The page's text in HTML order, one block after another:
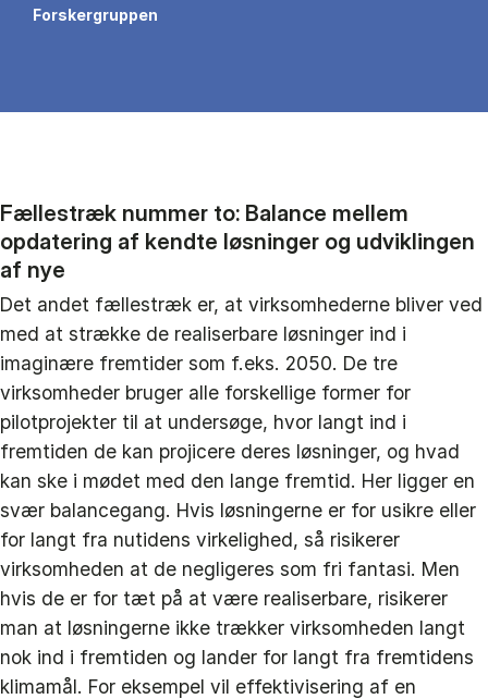
Forskergruppen
Fællestræk nummer to: Balance mellem
opdatering af kendte løsninger og udviklingen
af nye
Det andet fællestræk er, at virksomhederne bliver ved
med at strække de realiserbare løsninger ind i
imaginære fremtider som f.eks. 2050. De tre
virksomheder bruger alle forskellige former for
pilotprojekter til at undersøge, hvor langt ind i
fremtiden de kan projicere deres løsninger, og hvad
kan ske i mødet med den lange fremtid. Her ligger en
svær balancegang. Hvis løsningerne er for usikre eller
for langt fra nutidens virkelighed, så risikerer
virksomheden at de negligeres som fri fantasi. Men
hvis de er for tæt på at være realiserbare, risikerer
man at løsningerne ikke trækker virksomheden langt
nok ind i fremtiden og lander for langt fra fremtidens
klimamål. For eksempel vil effektivisering af en